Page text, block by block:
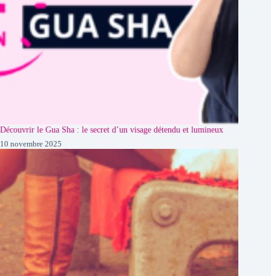
Découvrir le Gua Sha : le secret d’un visage détendu et lumineux
10 novembre 2025